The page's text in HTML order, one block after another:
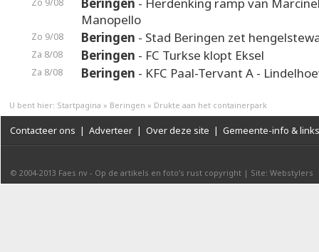
Manopello
Zo 9/08 Beringen - Stad Beringen zet
Za 8/08 Beringen - FC Turkse klopt Eksel
Za 8/08 Beringen - KFC Paal-Tervant A -
U bent hier: Startpagina » Beringen » Drukte aan het containerpark
Contacteer ons | Adverteer | Over deze site | Gemeente-info & links
© 2004-2013 Faes nv - Op de artikels en foto’s rust copyright | Site: Webstylers